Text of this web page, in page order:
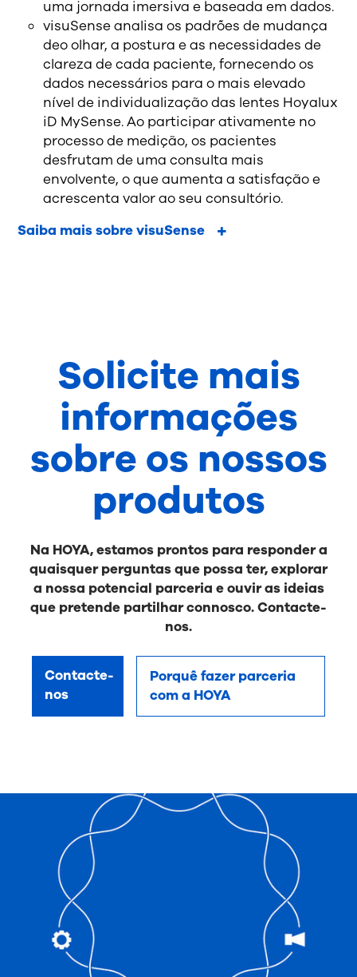
uma jornada imersiva e baseada em dados.
visuSense analisa os padrões de mudança
deo olhar, a postura e as necessidades de
clareza de cada paciente, fornecendo os
dados necessários para o mais elevado
nível de individualização das lentes Hoyalux
iD MySense. Ao participar ativamente no
processo de medição, os pacientes
desfrutam de uma consulta mais
envolvente, o que aumenta a satisfação e
acrescenta valor ao seu consultório.
Saiba mais sobre visuSense
Solicite mais
informações
sobre os nossos
produtos
Na HOYA, estamos prontos para responder a
quaisquer perguntas que possa ter, explorar
a nossa potencial parceria e ouvir as ideias
que pretende partilhar connosco. Contacte-
nos.
Contacte-
nos
Porquê fazer parceria
com a HOYA